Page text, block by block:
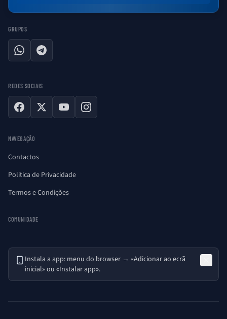
GRUPOS
WhatsAppTelegram
REDES SOCIAIS
Facebook
X YouTubeInstagram
NAVEGAÇÃO
Contactos
Politica de Privacidade
Termos e Condições
COMUNIDADE
Instala a app: menu do browser → «Adicionar ao ecrã
inicial» ou «Instalar app».